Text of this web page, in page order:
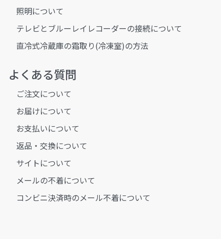
照明について
テレビとブルーレイレコーダーの接続について
直冷式冷蔵庫の霜取り(冷凍室)の方法
よくある質問
ご注文について
お届けについて
お支払いについて
返品・交換について
サイトについて
メールの不着について
コンビニ決済時のメール不着について